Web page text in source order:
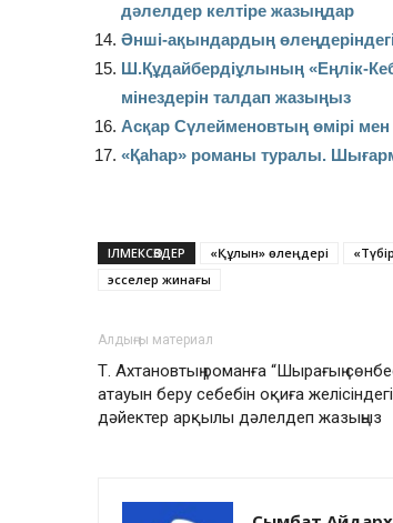
дәлелдер келтіре жазыңдар
Әнші-ақындардың
Ш.Құдайбердіұлының «Еңлік-
мінездерін талдап жазыңыз
Асқар Сүлейменовтың өмірі мен
«Қаһар» романы туралы.
ІЛМЕКСӨЗДЕР «Құлын» өлеңдері
эсселер жинағы
Алдыңғы материал
Т. Ахтановтың романға “Шырағың
атауын беру себебін оқиға желісіндегі
дәйектер арқылы дәлелдеп жазыңыз